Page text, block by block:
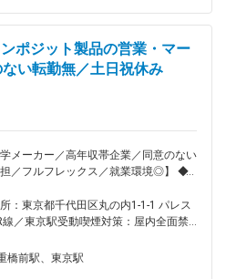
維であり、既存営業のみに限らず自ら
新市場・新用途を切り拓ける裁量の大
販売比率が8割程度と高く、欧米拠点
を行いながら、グローバルに事業をリ
。 ・ゆくゆくは営業グループのリー
の先には、海外拠点（欧州／米国）で
、グローバルにキャリアを広げる道も
中心で風通しがよく、和気あいあい
する文化。個人に裁量を委ねるスタイ
～3回 ・残業：20時間以内 変更の
ポジット製品の営業・マー
い転勤無／土日祝休み
メーカー／高年収帯企業／同意のない
フルフレックス／就業環境◎】 ◆業
ルマ／eVTOL 等）分野において、コ
を中心としたアジア市場開拓・マーケ
務項目＞ ・日本国
おけるニューモビリティ分野へのコン
：東京都千代田区丸の内1-1-1 パレス
／東京駅受動喫煙対策：屋内全面禁
める事業所
橋前駅、東京駅